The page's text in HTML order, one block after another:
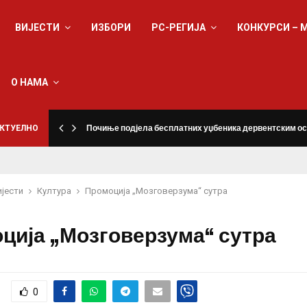
ВИЈЕСТИ ИЗБОРИ РС-РЕГИЈА КОНКУРСИ –
О НАМА
Почиње подјела бесплатних уџбеника дервентским
Култура Промоција „Мозговерзума“ сутра
„Мозговерзума“ сутра
0